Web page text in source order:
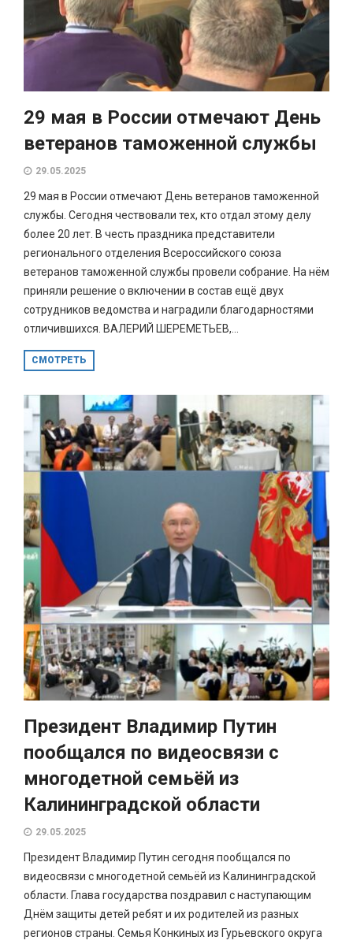
29 мая в России отмечают День
ветеранов таможенной службы
29.05.2025
29 мая в России отмечают День ветеранов таможенной
службы. Сегодня чествовали тех, кто отдал этому делу
более 20 лет. В честь праздника представители
регионального отделения Всероссийского союза
ветеранов таможенной службы провели собрание. На нём
приняли решение о включении в состав ещё двух
сотрудников ведомства и наградили благодарностями
отличившихся. ВАЛЕРИЙ ШЕРЕМЕТЬЕВ,...
СМОТРЕТЬ
Президент Владимир Путин
пообщался по видеосвязи с
многодетной семьёй из
Калининградской области
29.05.2025
Президент Владимир Путин сегодня пообщался по
видеосвязи с многодетной семьёй из Калининградской
области. Глава государства поздравил с наступающим
Днём защиты детей ребят и их родителей из разных
регионов страны. Семья Конкиных из Гурьевского округа